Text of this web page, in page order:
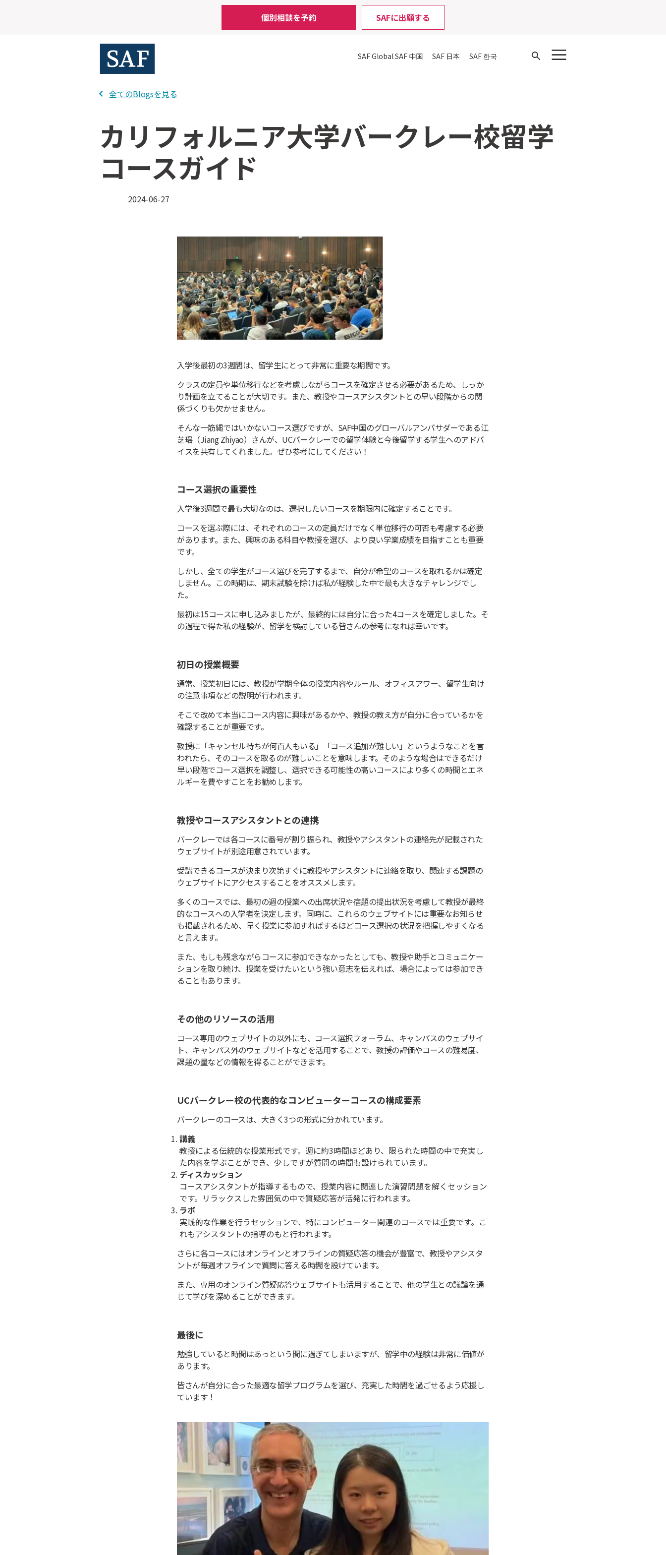
個別相談を予約 SAFに出願する
SAF GlobalSAF 中国 SAF 日本 SAF 한국
Open
全てのBlogsを見る
カリフォルニア大学バークレー校留学
コースガイド
2024-06-27
入学後最初の3週間は、留学生にとって非常に重要な期間です。
クラスの定員や単位移行などを考慮しながらコースを確定させる必要があるため、しっか
り計画を立てることが大切です。また、教授やコースアシスタントとの早い段階からの関
係づくりも欠かせません。
そんな一筋縄ではいかないコース選びですが、SAF中国のグローバルアンバサダーである江
芝瑶（Jiang Zhiyao）さんが、UCバークレーでの留学体験と今後留学する学生へのアドバ
イスを共有してくれました。ぜひ参考にしてください！
コース選択の重要性
入学後3週間で最も大切なのは、選択したいコースを期限内に確定することです。
コースを選ぶ際には、それぞれのコースの定員だけでなく単位移行の可否も考慮する必要
があります。また、興味のある科目や教授を選び、より良い学業成績を目指すことも重要
です。
しかし、全ての学生がコース選びを完了するまで、自分が希望のコースを取れるかは確定
しません。この時期は、期末試験を除けば私が経験した中で最も大きなチャレンジでし
た。
最初は15コースに申し込みましたが、最終的には自分に合った4コースを確定しました。そ
の過程で得た私の経験が、留学を検討している皆さんの参考になれば幸いです。
初日の授業概要
通常、授業初日には、教授が学期全体の授業内容やルール、オフィスアワー、留学生向け
の注意事項などの説明が行われます。
そこで改めて本当にコース内容に興味があるかや、教授の教え方が自分に合っているかを
確認することが重要です。
教授に「キャンセル待ちが何百人もいる」「コース追加が難しい」というようなことを言
われたら、そのコースを取るのが難しいことを意味します。そのような場合はできるだけ
早い段階でコース選択を調整し、選択できる可能性の高いコースにより多くの時間とエネ
ルギーを費やすことをお勧めします。
教授やコースアシスタントとの連携
バークレーでは各コースに番号が割り振られ、教授やアシスタントの連絡先が記載された
ウェブサイトが別途用意されています。
受講できるコースが決まり次第すぐに教授やアシスタントに連絡を取り、関連する課題の
ウェブサイトにアクセスすることをオススメします。
多くのコースでは、最初の週の授業への出席状況や宿題の提出状況を考慮して教授が最終
的なコースへの入学者を決定します。同時に、これらのウェブサイトには重要なお知らせ
も掲載されるため、早く授業に参加すればするほどコース選択の状況を把握しやすくなる
と言えます。
また、もしも残念ながらコースに参加できなかったとしても、教授や助手とコミュニケー
ションを取り続け、授業を受けたいという強い意志を伝えれば、場合によっては参加でき
ることもあります。
その他のリソースの活用
コース専用のウェブサイトの以外にも、コース選択フォーラム、キャンパスのウェブサイ
ト、キャンパス外のウェブサイトなどを活用することで、教授の評価やコースの難易度、
課題の量などの情報を得ることができます。
UCバークレー校の代表的なコンピューターコースの構成要素
バークレーのコースは、大きく3つの形式に分かれています。
講義
教授による伝統的な授業形式です。週に約3時間ほどあり、限られた時間の中で充実し
た内容を学ぶことができ、少しですが質問の時間も設けられています。
ディスカッション
コースアシスタントが指導するもので、授業内容に関連した演習問題を解くセッション
です。リラックスした雰囲気の中で質疑応答が活発に行われます。
ラボ
実践的な作業を行うセッションで、特にコンピューター関連のコースでは重要です。こ
れもアシスタントの指導のもと行われます。
さらに各コースにはオンラインとオフラインの質疑応答の機会が豊富で、教授やアシスタ
ントが毎週オフラインで質問に答える時間を設けています。
また、 専用のオンライン質疑応答ウェブサイトも活用することで、他の学生との議論を通
じて学びを深めることができます。
最後に
勉強していると時間はあっという間に過ぎてしまいますが、留学中の経験は非常に価値が
あります。
皆さんが自分に合った最適な留学プログラムを選び、充実した時間を過ごせるよう応援し
ています！